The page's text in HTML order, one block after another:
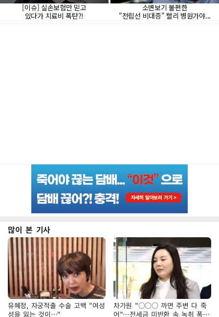
많이 본 기사
유혜정, 자궁적출 수술 고백 "여성
성을 잃는 것이…"
차가원 "○○○ 까면 주변 다 죽
어"…전세금 미반환 속 녹취 폭로